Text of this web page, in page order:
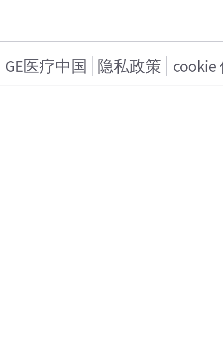
GE医疗中国 隐私政策 cookie